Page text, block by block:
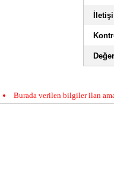
Burada verilen bilgiler ilan